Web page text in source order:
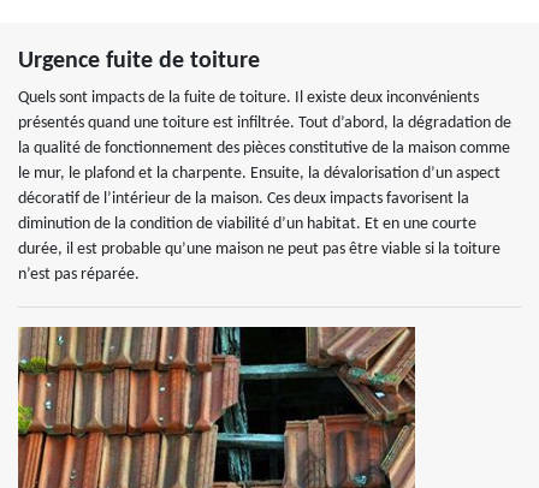
Urgence fuite de toiture
Quels sont impacts de la fuite de toiture. Il existe deux inconvénients
présentés quand une toiture est infiltrée. Tout d’abord, la dégradation de
la qualité de fonctionnement des pièces constitutive de la maison comme
le mur, le plafond et la charpente. Ensuite, la dévalorisation d’un aspect
décoratif de l’intérieur de la maison. Ces deux impacts favorisent la
diminution de la condition de viabilité d’un habitat. Et en une courte
durée, il est probable qu’une maison ne peut pas être viable si la toiture
n’est pas réparée.